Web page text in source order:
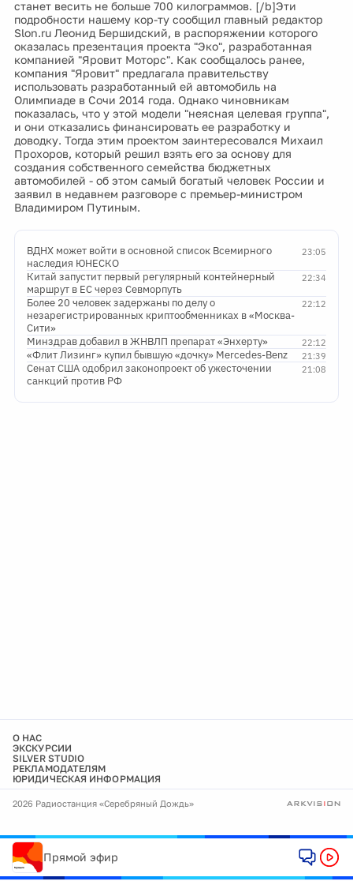
станет весить не больше 700 килограммов. [/b]Эти
подробности нашему кор-ту сообщил главный редактор
Slon.ru Леонид Бершидский, в распоряжении которого
оказалась презентация проекта "Эко", разработанная
компанией "Яровит Моторс". Как сообщалось ранее,
компания "Яровит" предлагала правительству
использовать разработанный ей автомобиль на
Олимпиаде в Сочи 2014 года. Однако чиновникам
показалась, что у этой модели "неясная целевая группа",
и они отказались финансировать ее разработку и
доводку. Тогда этим проектом заинтересовался Михаил
Прохоров, который решил взять его за основу для
создания собственного семейства бюджетных
автомобилей - об этом самый богатый человек России и
заявил в недавнем разговоре с премьер-министром
Владимиром Путиным.
23:05
ВДНХ может войти в основной список Всемирного
наследия ЮНЕСКО
22:34
Китай запустит первый регулярный контейнерный
маршрут в ЕС через Севморпуть
22:12
Более 20 человек задержаны по делу о
незарегистрированных криптообменниках в «Москва-
Сити»
22:12
Минздрав добавил в ЖНВЛП препарат «Энхерту»
21:39
«Флит Лизинг» купил бывшую «дочку» Mercedes-Benz
21:08
Сенат США одобрил законопроект об ужесточении
санкций против РФ
О НАС
ЭКСКУРСИИ
SILVER STUDIO
РЕКЛАМОДАТЕЛЯМ
ЮРИДИЧЕСКАЯ ИНФОРМАЦИЯ
2026 Радиостанция «Серебряный Дождь»
Прямой эфир